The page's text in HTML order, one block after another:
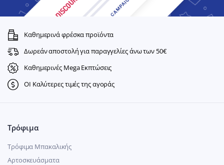
Καθημερινά φρέσκα προϊόντα
Δωρεάν αποστολή για παραγγελίες άνω των 50€
Καθημερινές Mega Εκπτώσεις
ΟΙ Καλύτερες τιμές της αγοράς
Τρόφιμα
Τρόφιμα Μπακαλικής
Αρτοσκευάσματα